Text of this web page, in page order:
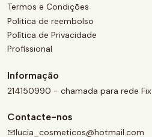
Termos e Condições
Politica de reembolso
Política de Privacidade
Profissional
Informação
214150990 - chamada para rede
Contacte-nos
lucia_cosmeticos@hotmail.com